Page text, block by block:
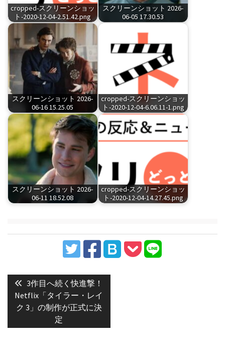
cropped-スクリーンショッ
ト-2020-12-04-2.51.42.png
スクリーンショット 2026-
06-05 17.30.53
スクリーンショット 2026-
06-16 15.25.05
cropped-スクリーンショッ
ト-2020-12-04-6.06.11-1.png
スクリーンショット 2026-
06-11 18.52.08
cropped-スクリーンショッ
ト-2020-12-04-14.27.45.png
稿
ナ
Previous
post:
3作目へ続く快進撃！
Netflix「タイラー・レイ
ク 3」の制作が正式に決
定